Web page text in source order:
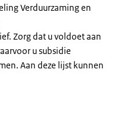
Verduurzaming en
Zorg dat u voldoet aan
u subsidie
Aan deze lijst kunnen